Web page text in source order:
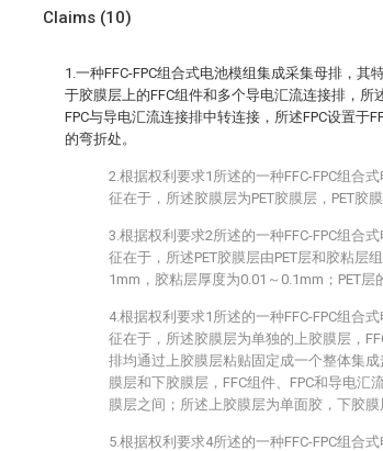
Claims (10)
1.一种FFC-FPC组合式电池模组集成采集母排，其
于胶膜层上的FFC组件和多个导电汇流连接排，所
FPC与导电汇流连接排中转连接，所述FPC设置于
的弯折处。
2.根据权利要求1所述的一种FFC-FPC组合
征在于，所述胶膜层为PET胶膜层，PET胶
3.根据权利要求2所述的一种FFC-FPC组合
征在于，所述PET胶膜层由PET层和胶粘层
1mm，胶粘层厚度为0.01～0.1mm；PET层
4.根据权利要求1所述的一种FFC-FPC组合
征在于，所述胶膜层为单独的上胶膜层，
排均通过上胶膜层粘贴固定成一个整体集
膜层和下胶膜层，FFC组件、FPC和导电汇
膜层之间；所述上胶膜层为单面胶，下胶膜
5.根据权利要求4所述的一种FFC-FPC组合